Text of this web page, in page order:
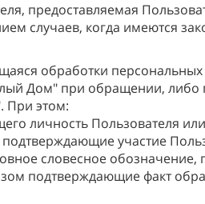
предоставляемая
случаев, когда имеются
обработки
Дом" при обращении, либо
При этом:
личность Пользователя
участие
словесное обозначение,
подтверждающие факт